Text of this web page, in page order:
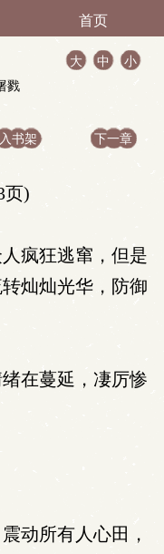
首页
大 中
小
戮
书架 下一章
页)
疯狂逃窜，但是
灿灿光华，防御
在蔓延，凄厉惨
动所有人心田，